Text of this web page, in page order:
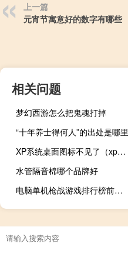
上一篇
元宵节寓意好的数字有哪些
相关问题
梦幻西游怎么把鬼魂打掉
“十年养士得何人”的出处是哪里
XP系统桌面图标不见了（xp显示桌面图标不见了如何恢复）
水管隔音棉哪个品牌好
电脑单机枪战游戏排行榜前十名（单机枪战游戏排行榜前十名）